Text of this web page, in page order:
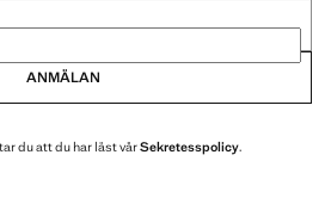
ANMÄLAN
du att du har läst vårSekretesspolicy.